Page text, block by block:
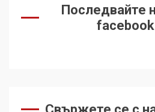
Последвайте
facebook